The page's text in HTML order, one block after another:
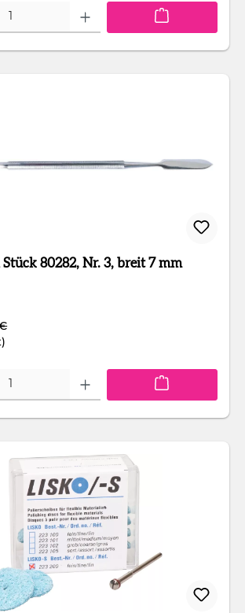
den gewünschten Wert ein oder benutze die
Zementspatel Stück 80282, Nr. 3, breit 7 mm
Preis:
den gewünschten Wert ein oder benutze die